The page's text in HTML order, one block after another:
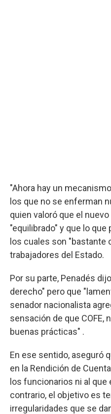
"Ahora hay un
los que no se enferman
quien valoró que el
"equilibrado" y que lo
los cuales son "bastante
trabajadores del Estado.
Por su parte, Penadés
derecho" pero que
senador nacionalista
sensación de que COFE,
buenas prácticas" .
En ese sentido, aseguró
en la Rendición de
los funcionarios ni al
contrario, el objetivo es
irregularidades que se